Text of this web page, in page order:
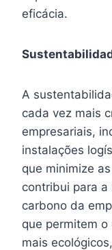
eficácia.
A
cada vez mais
empresariais,
instalações
que minimize
contribui para
carbono da
que permitem
mais